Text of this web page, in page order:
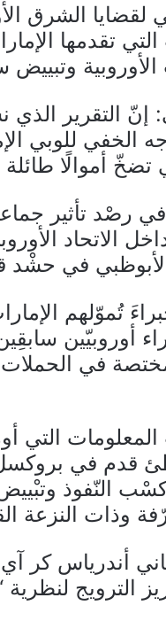
التي تقدمها
وتبييض
إنّ التقرير
للوبي
تضخّ أموالًا
في رصْد تأثير
الاتحاد
في حشْد
تُموّلهم
أوروبيّين
في الحملات
التي
قدم في بروكسل
النّفوذ
وذات النزعة
أندرياس كر
الترويج لنظرية